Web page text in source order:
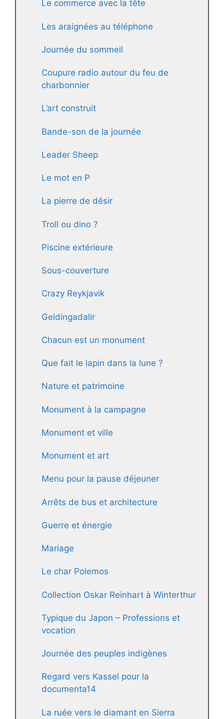
Le commerce avec la tête
Les araignées au téléphone
Journée du sommeil
Coupure radio autour du feu de
charbonnier
L’art construit
Bande-son de la journée
Leader Sheep
Le mot en P
La pierre de désir
Troll ou dino ?
Piscine extérieure
Sous-couverture
Crazy Reykjavik
Geldingadalir
Chacun est un monument
Que fait le lapin dans la lune ?
Nature et patrimoine
Monument à la campagne
Monument et ville
Monument et art
Menu pour la pause déjeuner
Arrêts de bus et architecture
Guerre et énergie
Mariage
Le char Polemos
Collection Oskar Reinhart à Winterthur
Typique du Japon – Professions et
vocation
Journée des peuples indigènes
Regard vers Kassel pour la
documenta14
La ruée vers le diamant en Sierra